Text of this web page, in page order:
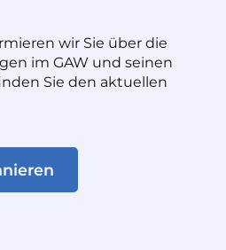
wir Sie über die
im GAW und seinen
Sie den aktuellen